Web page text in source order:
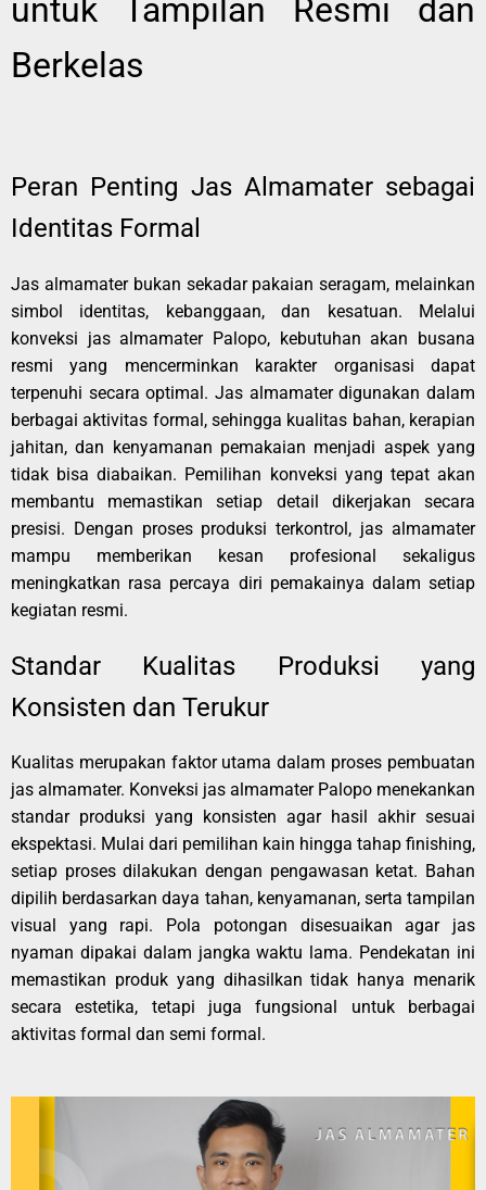
untuk Tampilan Resmi dan
Berkelas
Peran Penting Jas Almamater sebagai
Identitas Formal
Jas almamater bukan sekadar pakaian seragam, melainkan
simbol identitas, kebanggaan, dan kesatuan. Melalui
konveksi jas almamater Palopo, kebutuhan akan busana
resmi yang mencerminkan karakter organisasi dapat
terpenuhi secara optimal. Jas almamater digunakan dalam
berbagai aktivitas formal, sehingga kualitas bahan, kerapian
jahitan, dan kenyamanan pemakaian menjadi aspek yang
tidak bisa diabaikan. Pemilihan konveksi yang tepat akan
membantu memastikan setiap detail dikerjakan secara
presisi. Dengan proses produksi terkontrol, jas almamater
mampu memberikan kesan profesional sekaligus
meningkatkan rasa percaya diri pemakainya dalam setiap
kegiatan resmi.
Standar Kualitas Produksi yang
Konsisten dan Terukur
Kualitas merupakan faktor utama dalam proses pembuatan
jas almamater. Konveksi jas almamater Palopo menekankan
standar produksi yang konsisten agar hasil akhir sesuai
ekspektasi. Mulai dari pemilihan kain hingga tahap finishing,
setiap proses dilakukan dengan pengawasan ketat. Bahan
dipilih berdasarkan daya tahan, kenyamanan, serta tampilan
visual yang rapi. Pola potongan disesuaikan agar jas
nyaman dipakai dalam jangka waktu lama. Pendekatan ini
memastikan produk yang dihasilkan tidak hanya menarik
secara estetika, tetapi juga fungsional untuk berbagai
aktivitas formal dan semi formal.